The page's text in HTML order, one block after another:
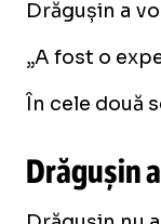
Drăgușin a
„A fost o
În cele două
Drăgușin